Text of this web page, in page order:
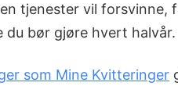
tjenester vil forsvinne,
du bør gjøre hvert halvår.
som Mine Kvitteringer